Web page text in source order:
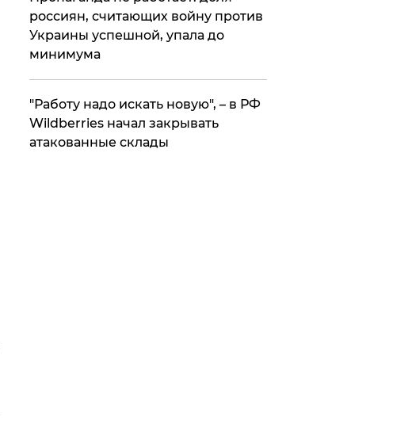
россиян, считающих войну против
Украины успешной, упала до
минимума
"Работу надо искать новую", – в РФ
Wildberries начал закрывать
атакованные склады